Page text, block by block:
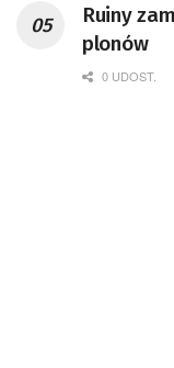
Badań
Ruiny
plonów
0 UDOST.